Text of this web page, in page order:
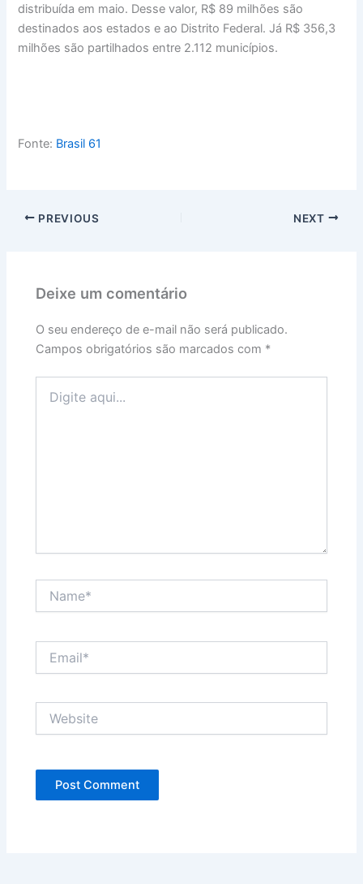
distribuída em maio. Desse valor, R$ 89 milhões são
destinados aos estados e ao Distrito Federal. Já R$ 356,3
milhões são partilhados entre 2.112 municípios.
Fonte: Brasil 61
PREVIOUS NEXT
Deixe um comentário
O seu endereço de e-mail não será publicado.
Campos obrigatórios são marcados com *
aqui...